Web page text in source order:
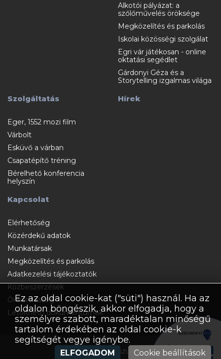
Ez az oldal cookie-kat ("süti") használ. Ha az
oldalon böngészik, akkor elfogadja, hogy a
személyre szabott, maradéktalan minőségű
tartalom érdekében az oldal cookie-k
segítségét vegye igénybe.
Cookie beállítások
ELFOGADOM
Alkotói pályázat: a
szőlőművelés öröksége
Megközelítés és parkolás
Iskolai közösségi szolgálat
Egri vár játékosan - online
oktatási segédlet
Gárdonyi Géza és a
Storytelling izgalmas világa
Szolgáltatás
Eger, 1552 mozi film
Várbolt
Esküvő a várban
Csapatépítő tréning
Bérelhető konferencia
helyszín
Hírek
Kapcsolat
Elérhetőség
Közérdekű adatok
Munkatársak
Megközelítés és parkolás
Adatkezelési tájékoztatók
Közbeszerzések
Önkéntesség
Letölthető dokumentumok
HázirendImpresszumArchívum